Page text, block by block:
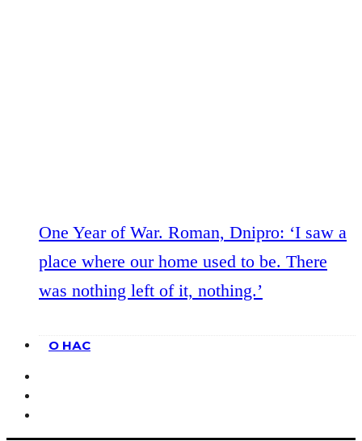
One Year of War. Roman, Dnipro: ‘I saw a
place where our home used to be. There
was nothing left of it, nothing.’
О НАС